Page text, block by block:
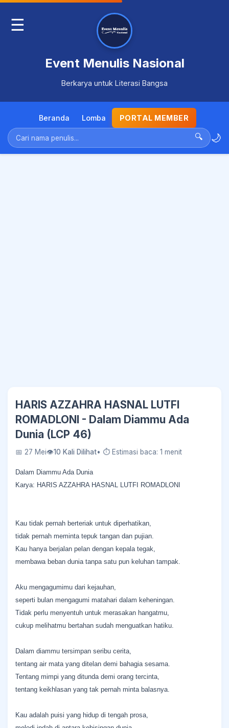
☰
Event Menulis Nasional
Berkarya untuk Literasi Bangsa
Beranda Lomba PORTAL MEMBER
🔍 🌙
HARIS AZZAHRA HASNAL LUTFI
ROMADLONI - Dalam Diammu Ada
Dunia (LCP 46)
📅 27 Mei👁10 Kali Dilihat• ⏱ Estimasi baca: 1 menit
Dalam Diammu Ada Dunia
Karya: HARIS AZZAHRA HASNAL LUTFI ROMADLONI
Kau tidak pernah berteriak untuk diperhatikan,
tidak pernah meminta tepuk tangan dan pujian.
Kau hanya berjalan pelan dengan kepala tegak,
membawa beban dunia tanpa satu pun keluhan tampak.
Aku mengagumimu dari kejauhan,
seperti bulan mengagumi matahari dalam keheningan.
Tidak perlu menyentuh untuk merasakan hangatmu,
cukup melihatmu bertahan sudah menguatkan hatiku.
Dalam diammu tersimpan seribu cerita,
tentang air mata yang ditelan demi bahagia sesama.
Tentang mimpi yang ditunda demi orang tercinta,
tentang keikhlasan yang tak pernah minta balasnya.
Kau adalah puisi yang hidup di tengah prosa,